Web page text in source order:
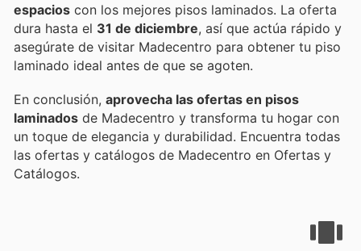
espacios con los mejores pisos laminados. La oferta
dura hasta el 31 de diciembre, así que actúa rápido y
asegúrate de visitar Madecentro para obtener tu piso
laminado ideal antes de que se agoten.
En conclusión, aprovecha las ofertas en pisos
laminados de Madecentro y transforma tu hogar con
un toque de elegancia y durabilidad. Encuentra todas
las ofertas y catálogos de Madecentro en Ofertas y
Catálogos.